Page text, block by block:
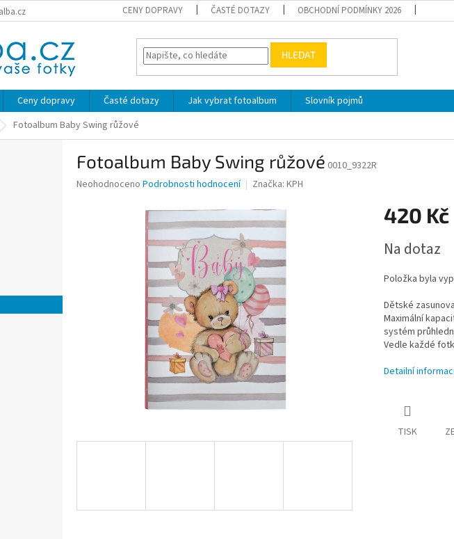
CENY DOPRAVY ČASTÉ DOTAZY OBCHODNÍ PODMÍNKY 2026
HLEDAT
Ceny dopravy Časté dotazy Jak vybrat fotoalbum
Slovník pojmů
Fotoalbum Baby Swing růžové
Fotoalbum Baby Swing růžové 0010_9322R
Průměrné
Neohodnoceno Podrobnosti hodnocení Značka: KPH
420 Kč
cena:
Na dotaz
Položka byla
Dětské
Maximální
systém
Vedle každé
Detailní
TISK